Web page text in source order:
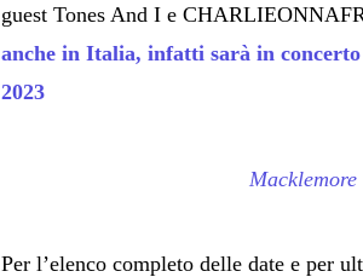
guest Tones And I e
anche in Italia, infatti sarà in
2023
Per l’elenco completo delle date e per